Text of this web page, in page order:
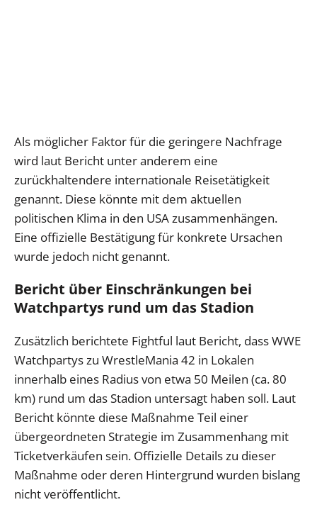
Als möglicher Faktor für die geringere Nachfrage
wird laut Bericht unter anderem eine
zurückhaltendere internationale Reisetätigkeit
genannt. Diese könnte mit dem aktuellen
politischen Klima in den USA zusammenhängen.
Eine offizielle Bestätigung für konkrete Ursachen
wurde jedoch nicht genannt.
Bericht über Einschränkungen bei
Watchpartys rund um das Stadion
Zusätzlich berichtete Fightful laut Bericht, dass WWE
Watchpartys zu WrestleMania 42 in Lokalen
innerhalb eines Radius von etwa 50 Meilen (ca. 80
km) rund um das Stadion untersagt haben soll. Laut
Bericht könnte diese Maßnahme Teil einer
übergeordneten Strategie im Zusammenhang mit
Ticketverkäufen sein. Offizielle Details zu dieser
Maßnahme oder deren Hintergrund wurden bislang
nicht veröffentlicht.